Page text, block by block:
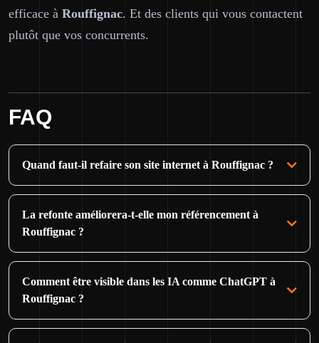
efficace à Rouffignac. Et des clients qui vous contactent
plutôt que vos concurrents.
FAQ
Quand faut-il refaire son site internet à Rouffignac ?
La refonte améliorera-t-elle mon référencement à
Rouffignac ?
Comment être visible dans les IA comme ChatGPT à
Rouffignac ?